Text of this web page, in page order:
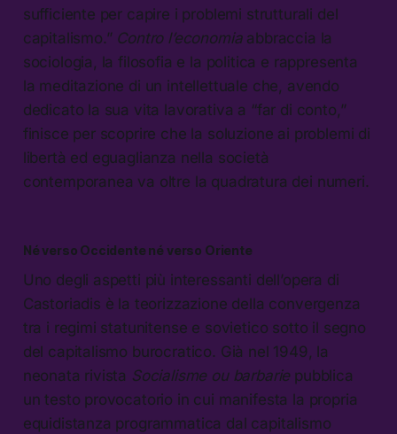
sufficiente per capire i problemi strutturali del
capitalismo.” Contro l’economiaabbraccia la
sociologia, la filosofia e la politica e rappresenta
la meditazione di un intellettuale che, avendo
dedicato la sua vita lavorativa a “far di conto,”
finisce per scoprire che la soluzione ai problemi di
libertà ed eguaglianza nella società
contemporanea va oltre la quadratura dei numeri.
Né verso Occidente né verso Oriente
Uno degli aspetti più interessanti dell’opera di
Castoriadis è la teorizzazione della convergenza
tra i regimi statunitense e sovietico sotto il segno
del capitalismo burocratico. Già nel 1949, la
neonata rivista Socialisme ou barbarie pubblica
un testo provocatorio in cui manifesta la propria
equidistanza programmatica dal capitalismo